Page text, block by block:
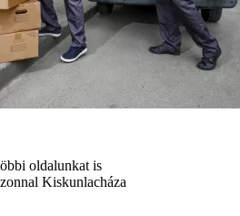
oldalunkat is
Kiskunlacháza